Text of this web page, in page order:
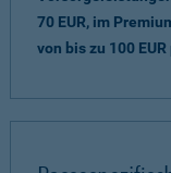
70 EUR, im
von bis zu 100